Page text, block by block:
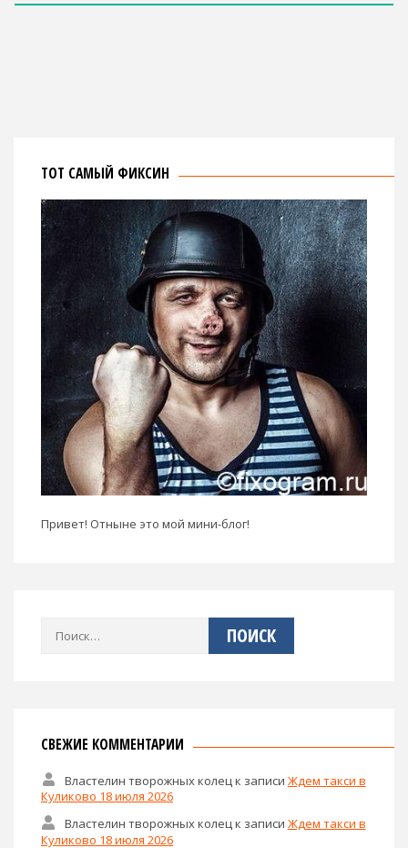
ТОТ САМЫЙ ФИКСИН
Привет! Отныне это мой мини-блог!
Найти:
СВЕЖИЕ КОММЕНТАРИИ
Властелин творожных колец к записи Ждем такси в
Куликово 18 июля 2026
Властелин творожных колецк записи Ждем такси в
Куликово 18 июля 2026